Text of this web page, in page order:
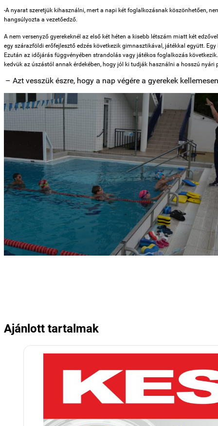
-A nyarat szeretjük kihasználni, mert a napi két foglalkozásnak köszönhetően,
hangsúlyozta a vezetőedző.
A nem versenyző gyerekeknél az első két héten a kisebb létszám miatt két
egy szárazföldi erőfejlesztő edzés következik gimnasztikával, játékkal együtt.
Ezután az időjárás függvényében strandolás vagy játékos foglalkozás
kedvük az úszástól annak érdekében, hogy jól ki tudják használni a hosszú nyári
– Azt vesszük észre, hogy a nap végére a gyerekek
Ajánlott tartalmak